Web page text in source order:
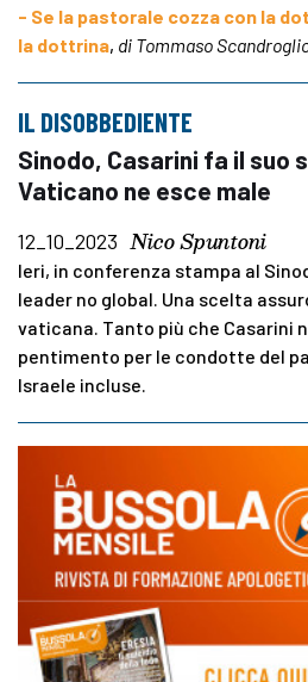
- Se la pastorale cozza con la
la dottrina, di Tommaso
IL DISOBBEDIENTE
Sinodo, Casarini fa il suo
Vaticano ne esce male
12_10_2023 Nico Spuntoni
Ieri, in conferenza stampa al
leader no global. Una scelta
vaticana. Tanto più che Casarini
pentimento per le condotte del
Israele incluse.